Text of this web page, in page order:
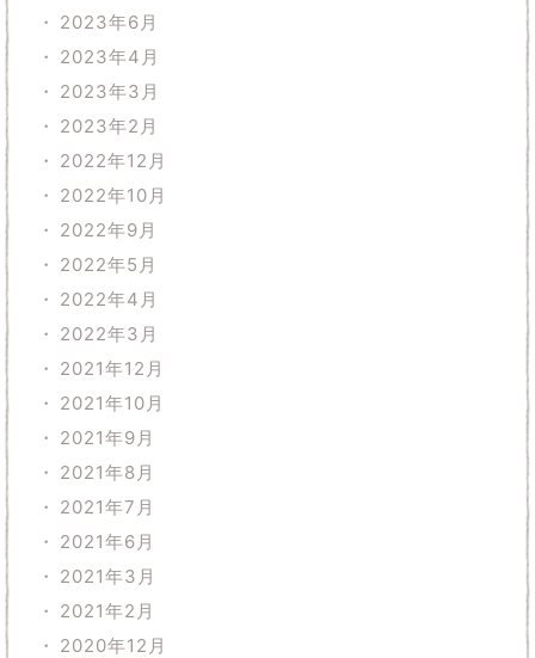
2023年6月
2023年4月
2023年3月
2023年2月
2022年12月
2022年10月
2022年9月
2022年5月
2022年4月
2022年3月
2021年12月
2021年10月
2021年9月
2021年8月
2021年7月
2021年6月
2021年3月
2021年2月
2020年12月